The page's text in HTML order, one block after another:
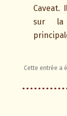
Caveat.
sur la
Cette entrée a